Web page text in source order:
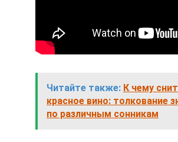
Читайте также: К чему
красное вино: толкование
по различным сонникам